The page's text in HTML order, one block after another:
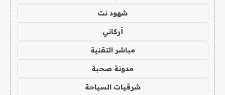
شهود نت
أركاني
مباشر التقنية
مدونة صحبة
شرقيات السياحة